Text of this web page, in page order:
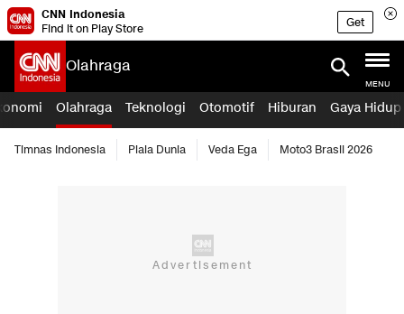
CNN Indonesia
Find it on Play Store
Get
Olahraga
MENU
Olahraga Teknologi Otomotif Hiburan Gaya Hidup
Timnas Indonesia Piala Dunia Veda Ega Moto3 Brasil 2026